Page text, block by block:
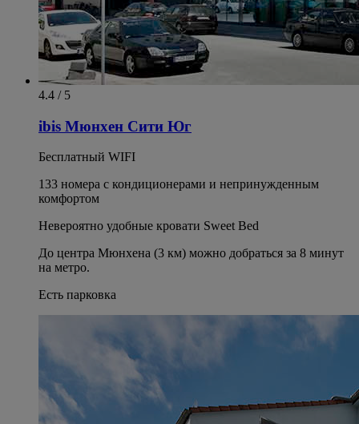
4.4 / 5
ibis Мюнхен Сити Юг
Бесплатный WIFI
133 номера с кондиционерами и непринужденным
комфортом
Невероятно удобные кровати Sweet Bed
До центра Мюнхена (3 км) можно добраться за 8 минут
на метро.
Есть парковка